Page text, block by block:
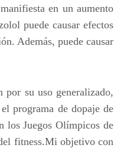
en un aumento
puede causar efectos
Además, puede causar
por su uso generalizado,
programa de dopaje de
los Juegos Olímpicos de
fitness.Mi objetivo con